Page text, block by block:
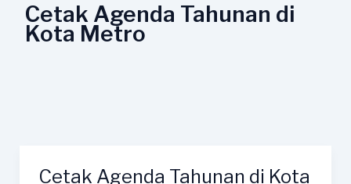
Cetak Agenda Tahunan di
Kota Metro
Cetak Agenda Tahunan di Kota
Cetak